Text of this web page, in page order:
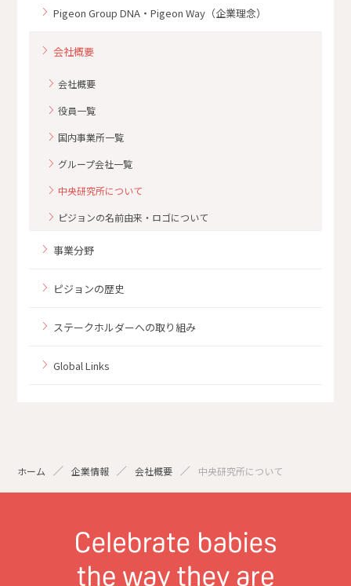
Pigeon Group DNA・Pigeon Way（企業理念）
会社概要
会社概要
役員一覧
国内事業所一覧
グループ会社一覧
中央研究所について
ピジョンの名前由来・ロゴについて
事業分野
ピジョンの歴史
ステークホルダーへの取り組み
Global Links
ホーム 企業情報 会社概要 中央研究所について